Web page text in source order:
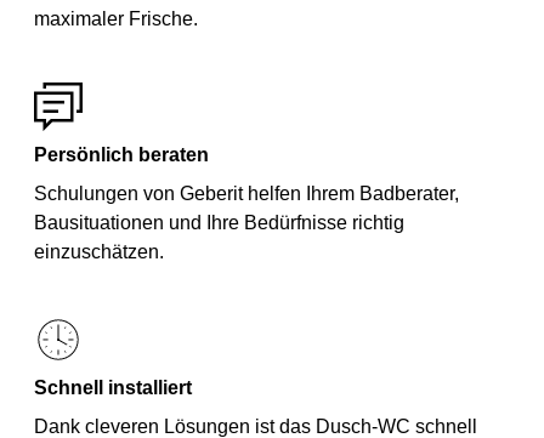
maximaler Frische.
Persönlich beraten
Schulungen von Geberit helfen Ihrem Badberater,
Bausituationen und Ihre Bedürfnisse richtig
einzuschätzen.
Schnell installiert
Dank cleveren Lösungen ist das Dusch-WC schnell